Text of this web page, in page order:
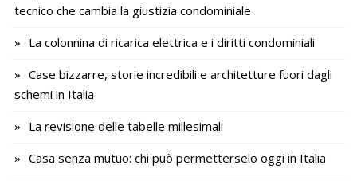
tecnico che cambia la giustizia condominiale
La colonnina di ricarica elettrica e i diritti condominiali
Case bizzarre, storie incredibili e architetture fuori dagli
schemi in Italia
La revisione delle tabelle millesimali
Casa senza mutuo: chi può permetterselo oggi in Italia